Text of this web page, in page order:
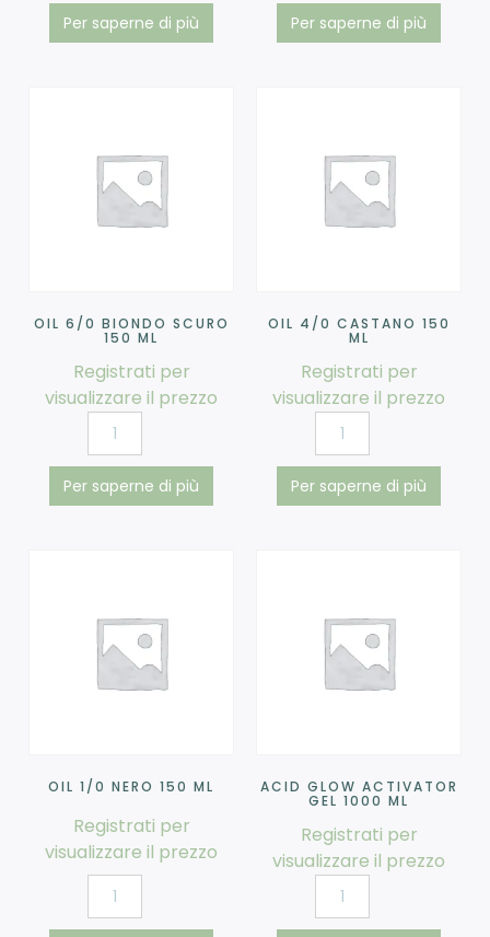
Per saperne di più Per saperne di più
OIL 6/0 BIONDO SCURO
150 ML
Registrati per
visualizzare il prezzo
Per saperne di più
OIL 4/0 CASTANO 150
ML
Registrati per
visualizzare il prezzo
Per saperne di più
OIL 1/0 NERO 150 ML
Registrati per
visualizzare il prezzo
ACID GLOW ACTIVATOR
GEL 1000 ML
Registrati per
visualizzare il prezzo